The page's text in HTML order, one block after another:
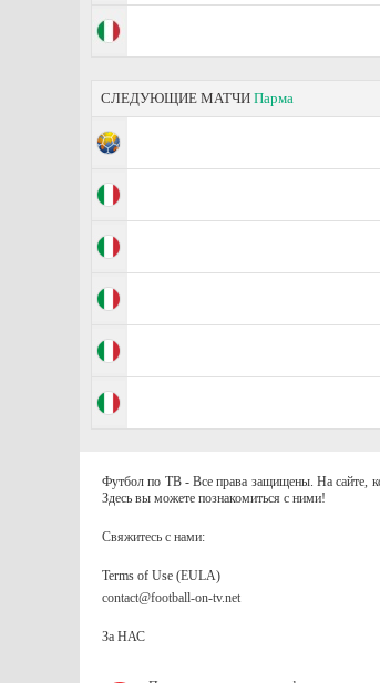
СЛЕДУЮЩИЕ МАТЧИ Парма
Футбол по ТВ - Все права защищены. На сайте,
Здесь вы можете познакомиться с ними!
Свяжитесь с нами:
Terms of Use (EULA)
contact@football-on-tv.net
За НАС